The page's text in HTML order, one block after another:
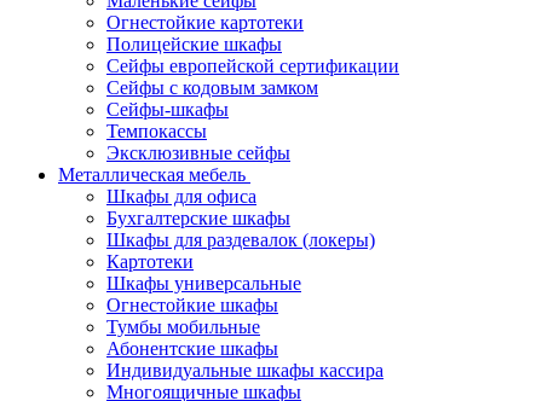
Огнестойкие картотеки
Полицейские шкафы
Сейфы европейской сертификации
Сейфы с кодовым замком
Сейфы-шкафы
Темпокассы
Эксклюзивные сейфы
Металлическая мебель
Шкафы для офиса
Бухгалтерские шкафы
Шкафы для раздевалок (локеры)
Картотеки
Шкафы универсальные
Огнестойкие шкафы
Тумбы мобильные
Абонентские шкафы
Индивидуальные шкафы кассира
Многоящичные шкафы